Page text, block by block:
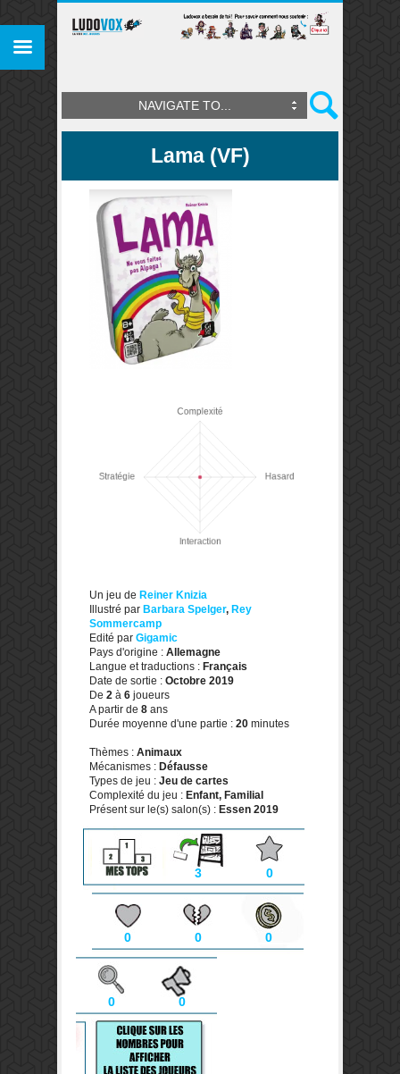
NAVIGATE TO...
Lama (VF)
Un jeu de Reiner Knizia
Illustré par Barbara Spelger, Rey
Sommercamp
Edité par Gigamic
Pays d'origine : Allemagne
Langue et traductions : Français
Date de sortie : Octobre 2019
De 2 à 6 joueurs
A partir de 8 ans
Durée moyenne d'une partie : 20 minutes
Thèmes : Animaux
Mécanismes : Défausse
Types de jeu : Jeu de cartes
Complexité du jeu : Enfant, Familial
Présent sur le(s) salon(s) : Essen 2019
3 0
0 0 0
0 0